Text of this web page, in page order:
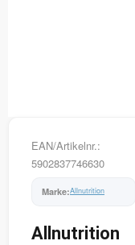
EAN/Artikelnr.:
5902837746630
Allnutrition
Allnutrition